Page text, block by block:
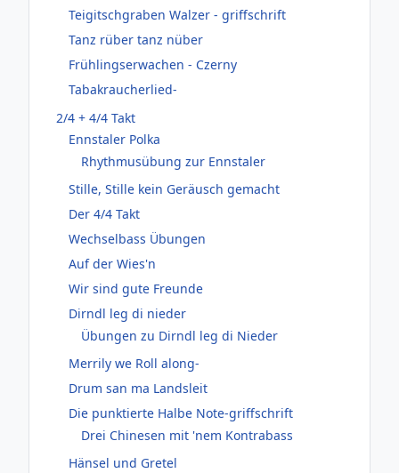
Teigitschgraben Walzer - griffschrift
Tanz rüber tanz nüber
Frühlingserwachen - Czerny
Tabakraucherlied-
2/4 + 4/4 Takt
Ennstaler Polka
Rhythmusübung zur Ennstaler
Stille, Stille kein Geräusch gemacht
Der 4/4 Takt
Wechselbass Übungen
Auf der Wies'n
Wir sind gute Freunde
Dirndl leg di nieder
Übungen zu Dirndl leg di Nieder
Merrily we Roll along-
Drum san ma Landsleit
Die punktierte Halbe Note-griffschrift
Drei Chinesen mit 'nem Kontrabass
Hänsel und Gretel